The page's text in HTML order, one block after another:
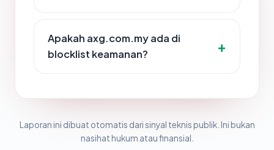
Apakah axg.com.my ada di
blocklist keamanan?
Laporan ini dibuat otomatis dari sinyal teknis publik. Ini bukan
nasihat hukum atau finansial.